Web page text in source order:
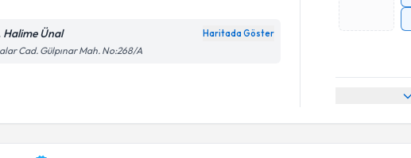
Halime Ünal Haritada Göster
Cad. Gülpınar Mah. No:268/A